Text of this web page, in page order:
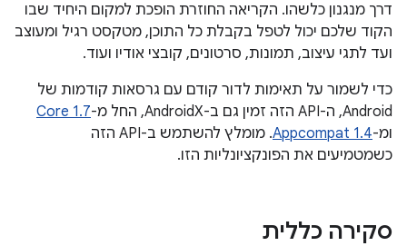
דרך מנגנון כלשהו. הקריאה החוזרת הופכת למקום היחיד שבו
הקוד שלכם יכול לטפל בקבלת כל התוכן, מטקסט רגיל ומעוצב
ועד לתגי עיצוב, תמונות, סרטונים, קובצי אודיו ועוד.
כדי לשמור על תאימות לדור קודם עם גרסאות קודמות של
Android, ה-API הזה זמין גם ב-AndroidX, החל מ-
Core 1.7
ומ-Appcompat 1.4
. מומלץ להשתמש ב-API הזה
כשמטמיעים את הפונקציונליות הזו.
סקירה כללית